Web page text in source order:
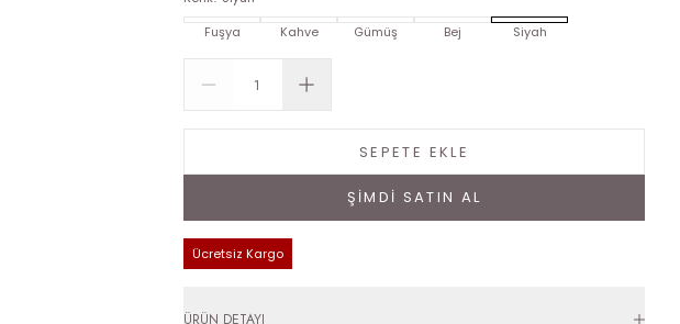
Fuşya Kahve Gümüş Bej Siyah
SEPETE EKLE
ŞİMDİ SATIN AL
Ücretsiz Kargo
ÜRÜN DETAYI